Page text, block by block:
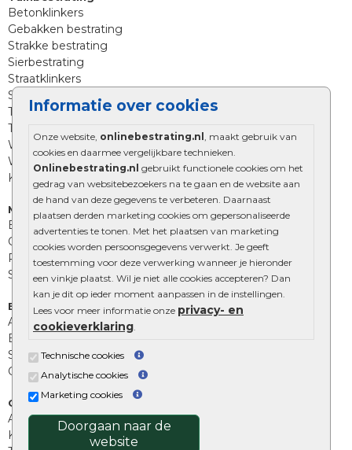
Informatie over cookies
Onze website, onlinebestrating.nl , maakt gebruik van
cookies en daarmee vergelijkbare technieken.
Onlinebestrating.nl gebruikt functionele cookies om het
gedrag van websitebezoekers na te gaan en de website aan
de hand van deze gegevens te verbeteren. Daarnaast
plaatsen derden marketing cookies om gepersonaliseerde
advertenties te tonen. Met het plaatsen van marketing
cookies worden persoonsgegevens verwerkt. Je geeft
toestemming voor deze verwerking wanneer je hieronder
een vinkje plaatst. Wil je niet alle cookies accepteren? Dan
kan je dit op ieder moment aanpassen in de instellingen.
Lees voor meer informatie onze privacy- en
cookieverklaring
Technische cookies
Analytische cookies
Marketing cookies
Doorgaan naar de
website
Betonklinkers
Gebakken bestrating
Strakke bestrating
Sierbestrating
Straatklinkers
Straatstenen
Trommelstenen
Tuinstenen
Waalformaat
Wildverband bestrating
Kingstones
Muurelementen
Betonbielzen
Opsluitbanden
Palissades
Stapelblokken
Extra benodigdheden
Afwatering en diversen
Beplantings en betonelementen
Split, grind en zand
Oprit tegels
Overig
Aanbiedingen
Kunstgras